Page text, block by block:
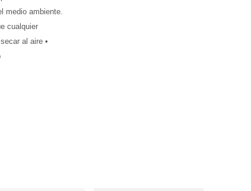
medio ambiente.
cualquier
al aire •